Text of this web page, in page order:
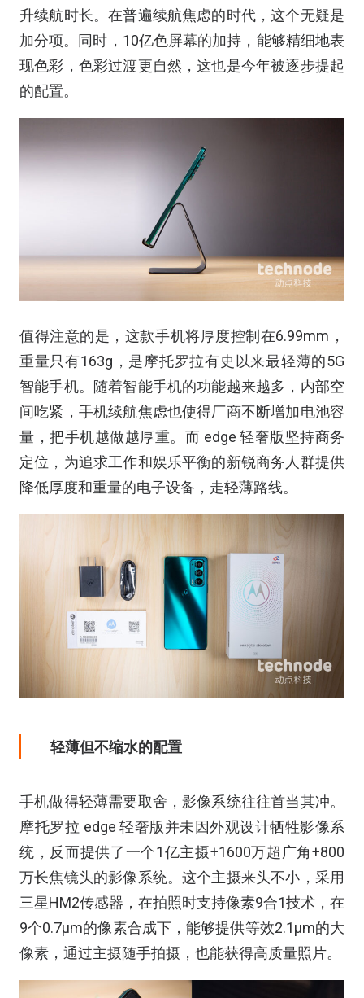
升续航时长。在普遍续航焦虑的时代，这个无疑是
加分项。同时，10亿色屏幕的加持，能够精细地表
现色彩，色彩过渡更自然，这也是今年被逐步提起
的配置。
值得注意的是，这款手机将厚度控制在6.99mm，
重量只有163g，是摩托罗拉有史以来最轻薄的5G
智能手机。随着智能手机的功能越来越多，内部空
间吃紧，手机续航焦虑也使得厂商不断增加电池容
量，把手机越做越厚重。而 edge 轻奢版坚持商务
定位，为追求工作和娱乐平衡的新锐商务人群提供
降低厚度和重量的电子设备，走轻薄路线。
轻薄但不缩水的配置
手机做得轻薄需要取舍，影像系统往往首当其冲。
摩托罗拉 edge 轻奢版并未因外观设计牺牲影像系
统，反而提供了一个1亿主摄+1600万超广角+800
万长焦镜头的影像系统。这个主摄来头不小，采用
三星HM2传感器，在拍照时支持像素9合1技术，在
9个0.7μm的像素合成下，能够提供等效2.1μm的大
像素，通过主摄随手拍摄，也能获得高质量照片。